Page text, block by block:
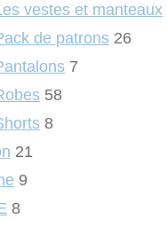
vestes et manteaux
de patrons 26
7
58
8
21
9
8